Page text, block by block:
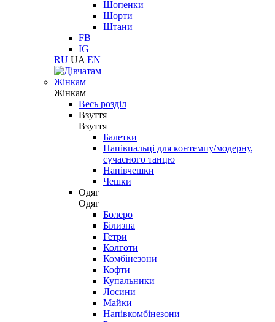
Шопенки
Шорти
Штани
FB
IG
RU UA EN
Жінкам
Жінкам
Весь розділ
Взуття
Взуття
Балетки
Напівпальці для контемпу/модерну,
сучасного танцю
Напівчешки
Чешки
Одяг
Одяг
Болеро
Білизна
Гетри
Колготи
Комбінезони
Кофти
Купальники
Лосини
Майки
Напівкомбінезони